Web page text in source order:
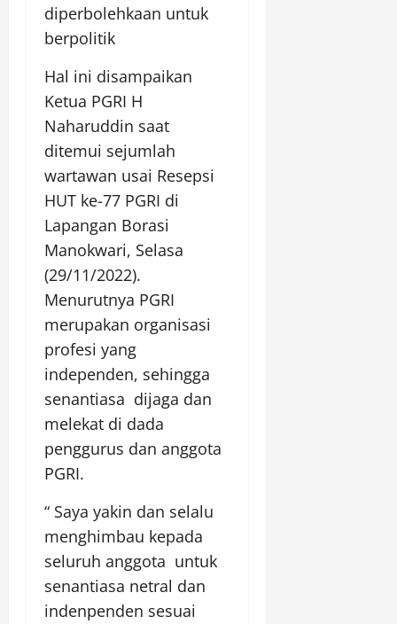
diperbolehkaan untuk
berpolitik
Hal ini disampaikan
Ketua PGRI H
Naharuddin saat
ditemui sejumlah
wartawan usai Resepsi
HUT ke-77 PGRI di
Lapangan Borasi
Manokwari, Selasa
(29/11/2022).
Menurutnya PGRI
merupakan organisasi
profesi yang
independen, sehingga
senantiasa dijaga dan
melekat di dada
penggurus dan anggota
PGRI.
“ Saya yakin dan selalu
menghimbau kepada
seluruh anggota untuk
senantiasa netral dan
indenpenden sesuai